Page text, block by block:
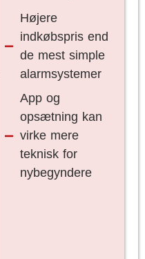
Højere
indkøbspris end
de mest simple
alarmsystemer
App og
opsætning kan
virke mere
teknisk for
nybegyndere